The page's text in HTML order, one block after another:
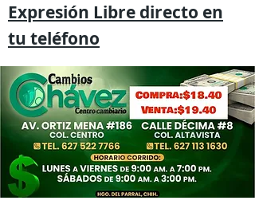
Expresión Libre directo en
tu teléfono